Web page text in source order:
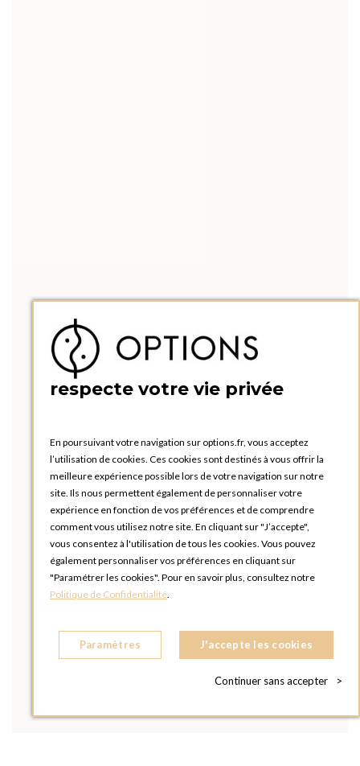
respecte votre vie privée
En poursuivant votre navigation sur options.fr, vous acceptez
l’utilisation de cookies. Ces cookies sont destinés à vous offrir la
meilleure expérience possible lors de votre navigation sur notre
site. Ils nous permettent également de personnaliser votre
expérience en fonction de vos préférences et de comprendre
comment vous utilisez notre site. En cliquant sur "J’accepte",
vous consentez à l'utilisation de tous les cookies. Vous pouvez
également personnaliser vos préférences en cliquant sur
"Paramétrer les cookies". Pour en savoir plus, consultez notre
Politique de Confidentialité.
Paramètres J'accepte les cookies
Continuer sans accepter >